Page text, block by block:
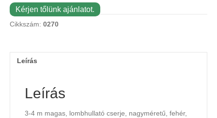
Kérjen tőlünk ajánlatot.
Cikkszám: 0270
Leírás
Leírás
3-4 m magas, lombhullató cserje, nagyméretű, fehér,